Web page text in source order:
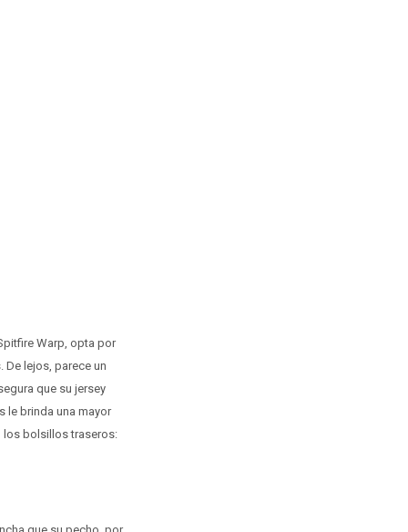
Warp, opta por
lejos, parece un
que su jersey
le brinda una mayor
los bolsillos traseros: